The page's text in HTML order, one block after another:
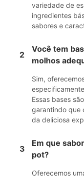
variedade de
ingredientes
sabores e
2
Você tem
molhos
Sim,
Essas bases
garantindo que
da deliciosa
3
Em que
pot?
Oferecemos